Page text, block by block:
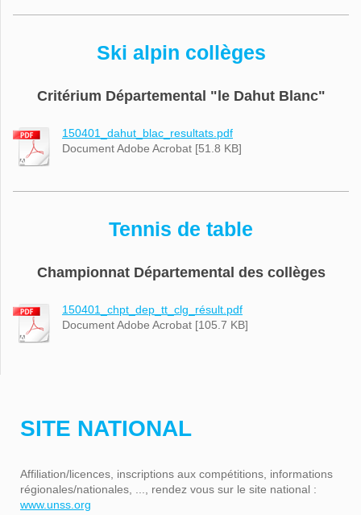
Ski alpin collèges
Critérium Départemental "le Dahut Blanc"
150401_dahut_blac_resultats.pdf
Document Adobe Acrobat [51.8 KB]
Tennis de table
Championnat Départemental des collèges
150401_chpt_dep_tt_clg_résult.pdf
Document Adobe Acrobat [105.7 KB]
SITE NATIONAL
Affiliation/licences, inscriptions aux compétitions, informations
régionales/nationales, ..., rendez vous sur le site national :
www.unss.org